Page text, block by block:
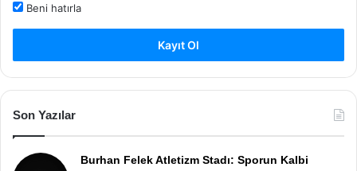
Beni hatırla
Kayıt Ol
Son Yazılar
Burhan Felek Atletizm Stadı: Sporun Kalbi